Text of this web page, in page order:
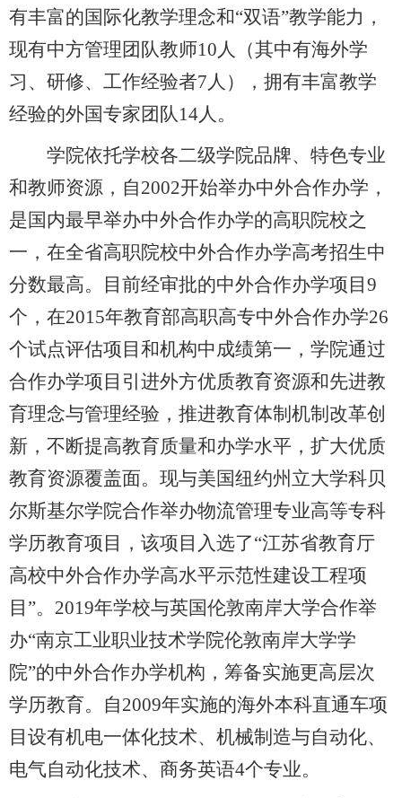
有丰富的国际化教学理念和“双语”教学能力，
现有中方管理团队教师10人（其中有海外学
习、研修、工作经验者7人），拥有丰富教学
经验的外国专家团队14人。
学院依托学校各二级学院品牌、特色专业
和教师资源，自2002开始举办中外合作办学，
是国内最早举办中外合作办学的高职院校之
一，在全省高职院校中外合作办学高考招生中
分数最高。目前经审批的中外合作办学项目9
个，在2015年教育部高职高专中外合作办学26
个试点评估项目和机构中成绩第一，学院通过
合作办学项目引进外方优质教育资源和先进教
育理念与管理经验，推进教育体制机制改革创
新，不断提高教育质量和办学水平，扩大优质
教育资源覆盖面。现与美国纽约州立大学科贝
尔斯基尔学院合作举办物流管理专业高等专科
学历教育项目，该项目入选了“江苏省教育厅
高校中外合作办学高水平示范性建设工程项
目”。2019年学校与英国伦敦南岸大学合作举
办“南京工业职业技术学院伦敦南岸大学学
院”的中外合作办学机构，筹备实施更高层次
学历教育。自2009年实施的海外本科直通车项
目设有机电一体化技术、机械制造与自动化、
电气自动化技术、商务英语4个专业。